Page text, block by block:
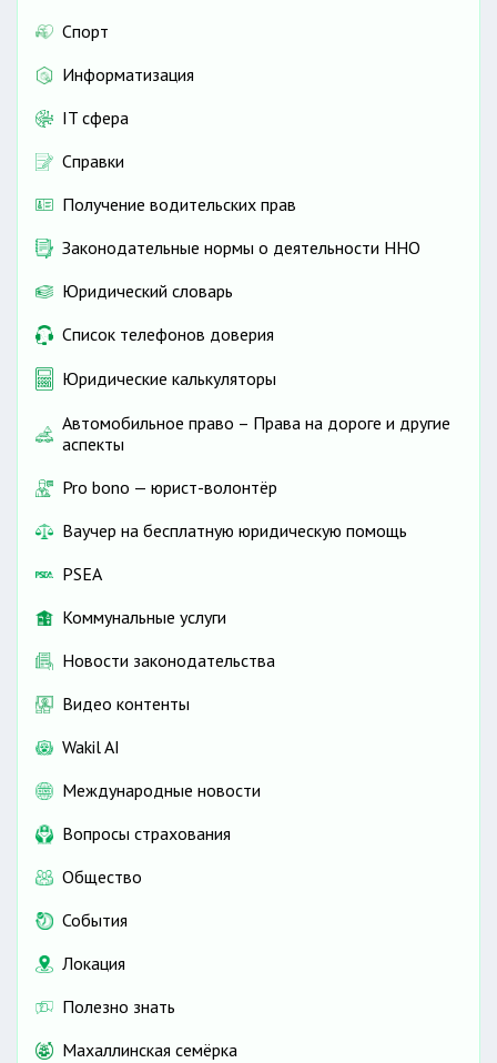
Спорт
Информатизация
IT сфера
Справки
Получение водительских прав
Законодательные нормы о деятельности ННО
Юридический словарь
Список телефонов доверия
Юридические калькуляторы
Автомобильное право – Права на дороге и другие
аспекты
Pro bono — юрист-волонтёр
Ваучер на бесплатную юридическую помощь
PSEA
Коммунальные услуги
Новости законодательства
Видео контенты
Wakil AI
Международные новости
Вопросы страхования
Общество
События
Локация
Полезно знать
Махаллинская семёрка